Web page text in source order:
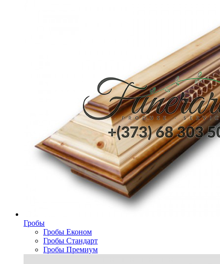
Гробы
Гробы Економ
Гробы Стандарт
Гробы Премиум